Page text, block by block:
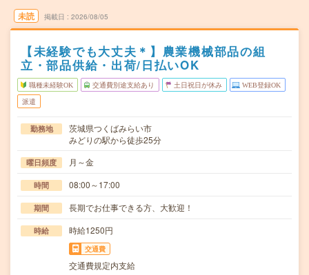
未読 掲載日 2026/08/05
【未経験でも大丈夫＊】農業機械部品の組
立・部品供給・出荷/日払いOK
職種未経験OK 交通費別途支給あり 土日祝日が休み WEB登録OK
派遣
勤務地
茨城県つくばみらい市
みどりの駅から徒歩25分
曜日頻度 月～金
時間 08:00～17:00
期間 長期でお仕事できる方、大歓迎！
時給 時給1250円
交通費
交通費規定内支給